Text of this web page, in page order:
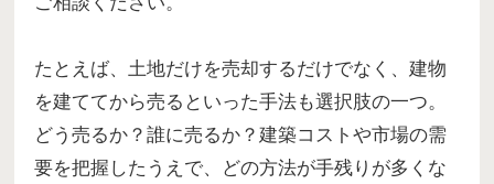
たとえば、土地だけを売却するだけでなく、建物
を建ててから売るといった手法も選択肢の一つ。
どう売るか？誰に売るか？建築コストや市場の需
要を把握したうえで、どの方法が手残りが多くな